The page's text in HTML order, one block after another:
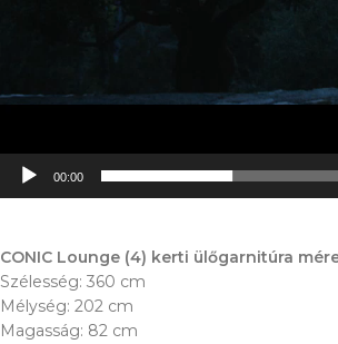
00:00
CONIC Lounge (4) kerti ülőgarnitúra
Szélesség: 360 cm
Mélység: 202 cm
Magasság: 82 cm